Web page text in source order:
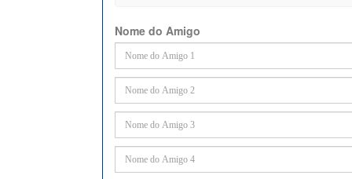
Nome do Amigo